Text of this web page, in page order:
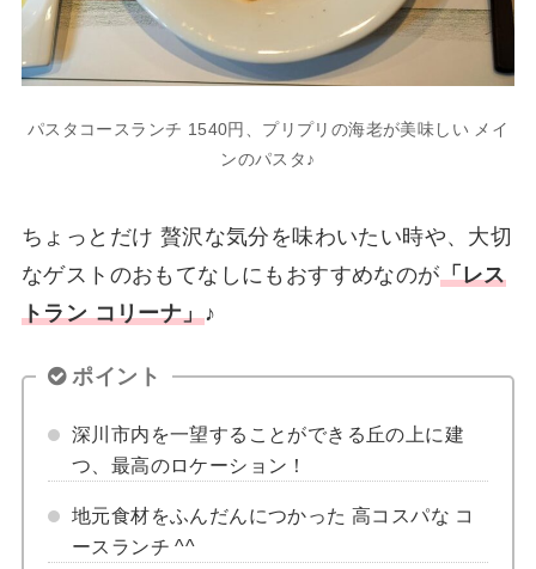
パスタコースランチ 1540円、プリプリの海老が美味しい メイ
ンのパスタ♪
ちょっとだけ 贅沢な気分を味わいたい時や、大切
なゲストのおもてなしにもおすすめなのが「レス
トラン コリーナ」♪
ポイント
深川市内を一望することができる丘の上に建
つ、最高のロケーション！
地元食材をふんだんにつかった 高コスパな コ
ースランチ ^^